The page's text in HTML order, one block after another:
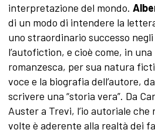
interpretazione del mondo.
di un modo di intendere la
uno straordinario successo
l’autofiction, e cioè come, in
romanzesca, per sua natura
voce e la biografia dell’autore,
scrivere una “storia vera”. Da
Auster a Trevi, l’io autoriale
volte è aderente alla realtà dei